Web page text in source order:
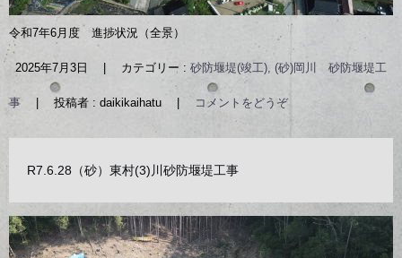
令和7年6月度 進捗状況（全景）
2025年7月3日 | カテゴリー : 砂防堰堤(竣工), (砂)岡川 砂防堰堤工
事 | 投稿者 : daikikaihatu | コメントをどうぞ
R7.6.28（砂）東村(3)川砂防堰堤工事